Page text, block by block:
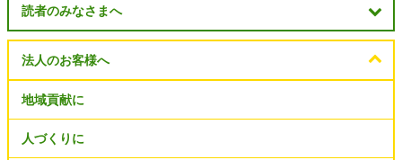
読者のみなさまへ
法人のお客様へ
地域貢献に
人づくりに